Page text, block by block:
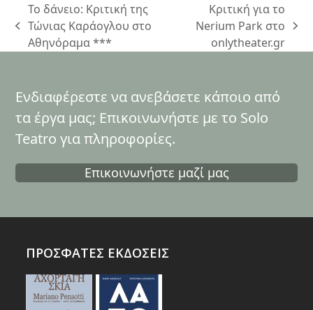
previous
post:
Το δάνειο: Κριτική της
Τώνιας Καράογλου στο
Αθηνόραμα ***
next
post:
Κριτική για το
Nerium Park στο
onlytheater.gr
Ενδιαφέρεστε να ανεβάσετε κάποιο από
τα έργα μας; Επικοινωνήστε με το Solo
Teatro για πληροφορίες.
Επικοινωνήστε μαζί μας
ΠΡΟΣΦΑΤΕΣ ΕΚΔΟΣΕΙΣ